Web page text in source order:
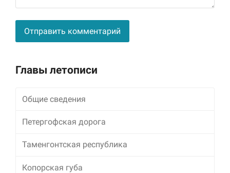
Главы летописи
Общие сведения
Петергофская дорога
Таменгонтская республика
Копорская губа